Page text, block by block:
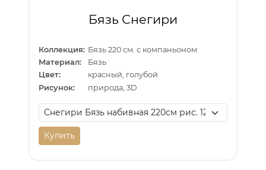
Бязь Снегири
Коллекция: Бязь 220 см. с компаньоном
Материал:
Бязь
Цвет:
красный, голубой
Рисунок:
природа, 3D
Купить